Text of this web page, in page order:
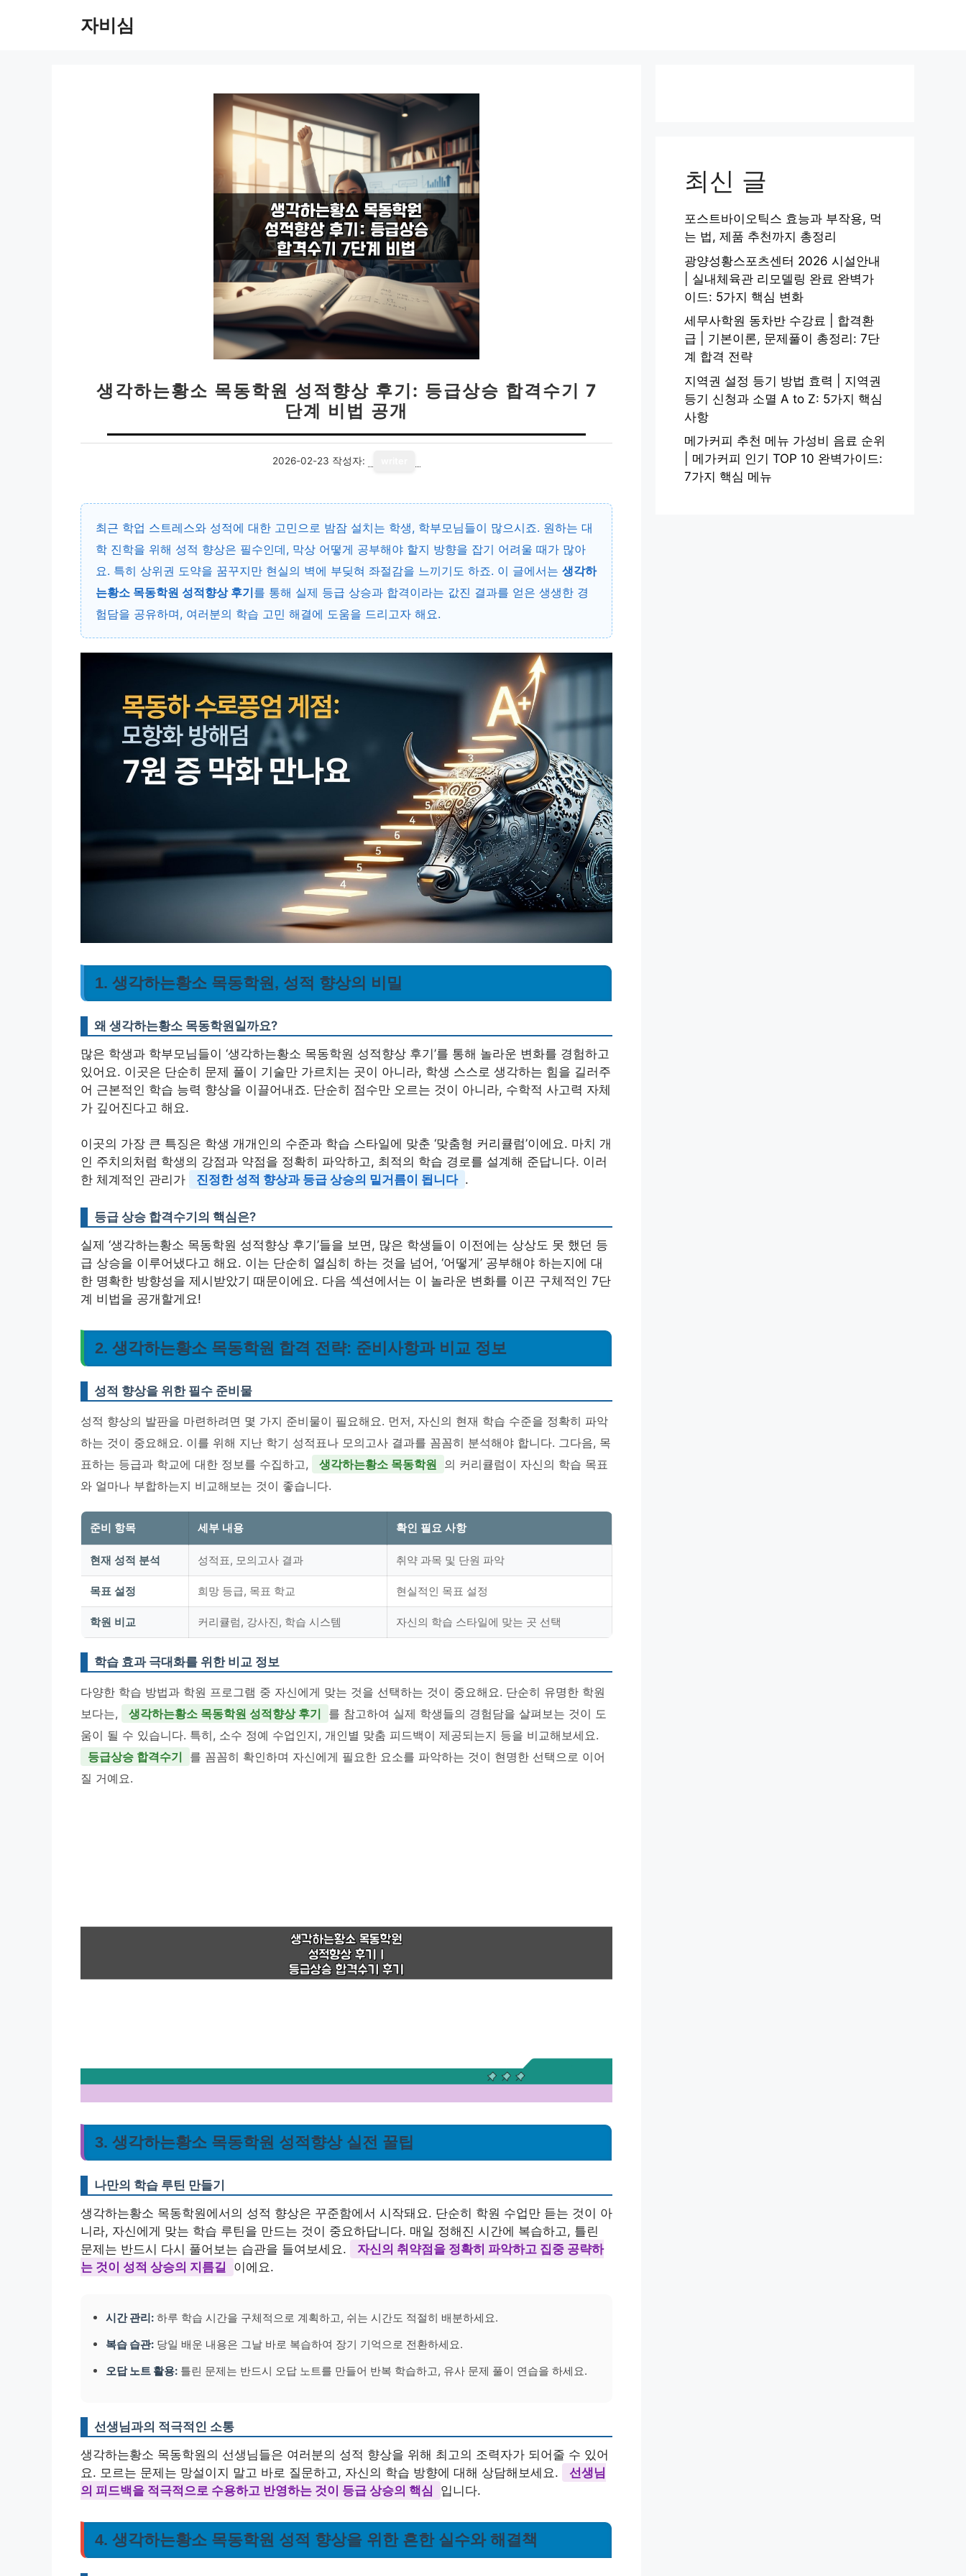
자비심
생각하는황소 목동학원 성적향상 후기: 등급상승 합격수기 7
단계 비법 공개
2026-02-23 작성자:
최근 학업 스트레스와 성적에 대한 고민으로 밤잠 설치는 학생, 학부모님들이 많으시죠. 원하는 대
학 진학을 위해 성적 향상은 필수인데, 막상 어떻게 공부해야 할지 방향을 잡기 어려울 때가 많아
요. 특히 상위권 도약을 꿈꾸지만 현실의 벽에 부딪혀 좌절감을 느끼기도 하죠. 이 글에서는 생각하
는황소 목동학원 성적향상 후기를 통해 실제 등급 상승과 합격이라는 값진 결과를 얻은 생생한 경
험담을 공유하며, 여러분의 학습 고민 해결에 도움을 드리고자 해요.
1. 생각하는황소 목동학원, 성적 향상의 비밀
왜 생각하는황소 목동학원일까요?
많은 학생과 학부모님들이 ‘생각하는황소 목동학원 성적향상 후기’를 통해 놀라운 변화를 경험하고
있어요. 이곳은 단순히 문제 풀이 기술만 가르치는 곳이 아니라, 학생 스스로 생각하는 힘을 길러주
어 근본적인 학습 능력 향상을 이끌어내죠. 단순히 점수만 오르는 것이 아니라, 수학적 사고력 자체
가 깊어진다고 해요.
이곳의 가장 큰 특징은 학생 개개인의 수준과 학습 스타일에 맞춘 ‘맞춤형 커리큘럼’이에요. 마치 개
인 주치의처럼 학생의 강점과 약점을 정확히 파악하고, 최적의 학습 경로를 설계해 준답니다. 이러
한 체계적인 관리가
진정한 성적 향상과 등급 상승의 밑거름이 됩니다 .
등급 상승 합격수기의 핵심은?
실제 ‘생각하는황소 목동학원 성적향상 후기’들을 보면, 많은 학생들이 이전에는 상상도 못 했던 등
급 상승을 이루어냈다고 해요. 이는 단순히 열심히 하는 것을 넘어, ‘어떻게’ 공부해야 하는지에 대
한 명확한 방향성을 제시받았기 때문이에요. 다음 섹션에서는 이 놀라운 변화를 이끈 구체적인 7단
계 비법을 공개할게요!
2. 생각하는황소 목동학원 합격 전략: 준비사항과 비교 정보
성적 향상을 위한 필수 준비물
성적 향상의 발판을 마련하려면 몇 가지 준비물이 필요해요. 먼저, 자신의 현재 학습 수준을 정확히 파악
하는 것이 중요해요. 이를 위해 지난 학기 성적표나 모의고사 결과를 꼼꼼히 분석해야 합니다. 그다음, 목
표하는 등급과 학교에 대한 정보를 수집하고,
생각하는황소 목동학원 의 커리큘럼이 자신의 학습 목표
와 얼마나 부합하는지 비교해보는 것이 좋습니다.
준비 항목 세부 내용 확인 필요 사항
현재 성적 분석 성적표, 모의고사 결과 취약 과목 및 단원 파악
목표 설정 희망 등급, 목표 학교 현실적인 목표 설정
학원 비교 커리큘럼, 강사진, 학습 시스템 자신의 학습 스타일에 맞는 곳 선택
학습 효과 극대화를 위한 비교 정보
다양한 학습 방법과 학원 프로그램 중 자신에게 맞는 것을 선택하는 것이 중요해요. 단순히 유명한 학원
보다는,
생각하는황소 목동학원 성적향상 후기 를 참고하여 실제 학생들의 경험담을 살펴보는 것이 도
움이 될 수 있습니다. 특히, 소수 정예 수업인지, 개인별 맞춤 피드백이 제공되는지 등을 비교해보세요.
등급상승 합격수기 를 꼼꼼히 확인하며 자신에게 필요한 요소를 파악하는 것이 현명한 선택으로 이어
질 거예요.
3. 생각하는황소 목동학원 성적향상 실전 꿀팁
나만의 학습 루틴 만들기
생각하는황소 목동학원에서의 성적 향상은 꾸준함에서 시작돼요. 단순히 학원 수업만 듣는 것이 아
니라, 자신에게 맞는 학습 루틴을 만드는 것이 중요하답니다. 매일 정해진 시간에 복습하고, 틀린
문제는 반드시 다시 풀어보는 습관을 들여보세요.
자신의 취약점을 정확히 파악하고 집중 공략하
는 것이 성적 상승의 지름길
이에요.
시간 관리: 하루 학습 시간을 구체적으로 계획하고, 쉬는 시간도 적절히 배분하세요.
복습 습관: 당일 배운 내용은 그날 바로 복습하여 장기 기억으로 전환하세요.
오답 노트 활용: 틀린 문제는 반드시 오답 노트를 만들어 반복 학습하고, 유사 문제 풀이 연습을 하세요.
선생님과의 적극적인 소통
생각하는황소 목동학원의 선생님들은 여러분의 성적 향상을 위해 최고의 조력자가 되어줄 수 있어
요. 모르는 문제는 망설이지 말고 바로 질문하고, 자신의 학습 방향에 대해 상담해보세요.
선생님
의 피드백을 적극적으로 수용하고 반영하는 것이 등급 상승의 핵심
입니다.
4. 생각하는황소 목동학원 성적 향상을 위한 흔한 실수와 해결책
최신 글
포스트바이오틱스 효능과 부작용, 먹
는 법, 제품 추천까지 총정리
광양성황스포츠센터 2026 시설안내
| 실내체육관 리모델링 완료 완벽가
이드: 5가지 핵심 변화
세무사학원 동차반 수강료 | 합격환
급 | 기본이론, 문제풀이 총정리: 7단
계 합격 전략
지역권 설정 등기 방법 효력 | 지역권
등기 신청과 소멸 A to Z: 5가지 핵심
사항
메가커피 추천 메뉴 가성비 음료 순위
| 메가커피 인기 TOP 10 완벽가이드:
7가지 핵심 메뉴